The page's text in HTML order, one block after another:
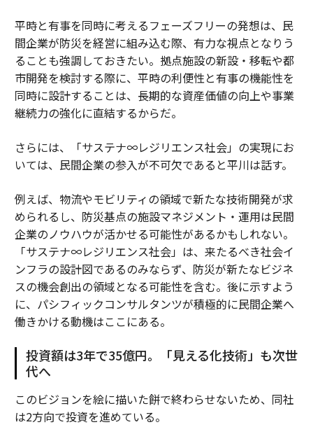
平時と有事を同時に考えるフェーズフリーの発想は、民
間企業が防災を経営に組み込む際、有力な視点となりう
ることも強調しておきたい。拠点施設の新設・移転や都
市開発を検討する際に、平時の利便性と有事の機能性を
同時に設計することは、長期的な資産価値の向上や事業
継続力の強化に直結するからだ。
さらには、「サステナ∞レジリエンス社会」の実現にお
いては、民間企業の参入が不可欠であると平川は話す。
例えば、物流やモビリティの領域で新たな技術開発が求
められるし、防災基点の施設マネジメント・運用は民間
企業のノウハウが活かせる可能性があるかもしれない。
「サステナ∞レジリエンス社会」は、来たるべき社会イ
ンフラの設計図であるのみならず、防災が新たなビジネ
スの機会創出の領域となる可能性を含む。後に示すよう
に、パシフィックコンサルタンツが積極的に民間企業へ
働きかける動機はここにある。
投資額は3年で35億円。「見える化技術」も次世
代へ
このビジョンを絵に描いた餅で終わらせないため、同社
は2方向で投資を進めている。